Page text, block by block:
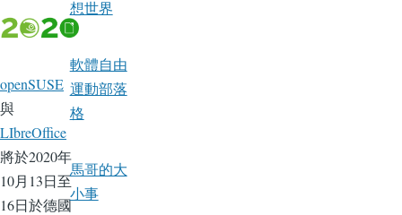
openSUSE
與
LIbreOffice
將於2020年
10月13日至
16日於德國
想世界
軟體自由
運動部落
格
馬哥的大
小事